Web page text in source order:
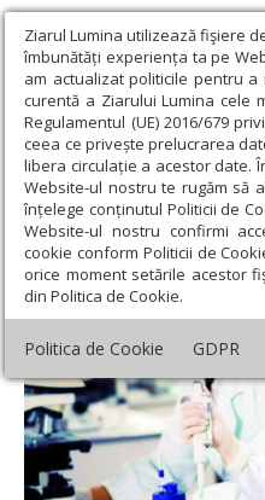
Ziarul Lumina utilizează fişiere
îmbunătăți experiența ta pe
am actualizat politicile pentru
curentă a Ziarului Lumina cele
Regulamentul (UE) 2016/679
ceea ce privește prelucrarea
libera circulație a acestor date.
Website-ul nostru te rugăm să
înțelege conținutul Politicii de
Website-ul nostru confirmi
cookie conform Politicii de
orice moment setările acestor
din Politica de Cookie.
Politica de Cookie GDPR
Ziarul Lumina › Adrian Sorin
Adrian Sorin